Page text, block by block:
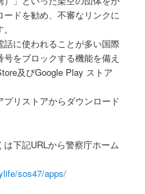
ドを勧め、不審なリンクに
に使われることが多い国際
をブロックする機能を備え
及びGoogle Play ストア
リストアからダウンロード
下記URLから警察庁ホーム
sos47/apps/